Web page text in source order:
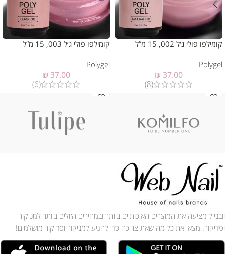
קומילפו פולי ג׳ל 002, 15 מ”ל
Polygel
₪ 37.00
(8)
קומילפו פולי ג׳ל 003, 15 מ”ל
Polygel
₪ 37.00
(6)
וובנייל מציעה את המוצרים האיכותיים ביותר ובמחירים הזולים ביותר למניקור
ופדיקור. מצאי את כל מה שאת צריכה כדי להגיע למניקור ופדיקור מושלמים!